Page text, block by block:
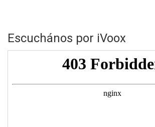
Escuchános por iVoox